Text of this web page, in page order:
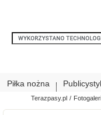
Piłka nożna
Terazpasy.pl /